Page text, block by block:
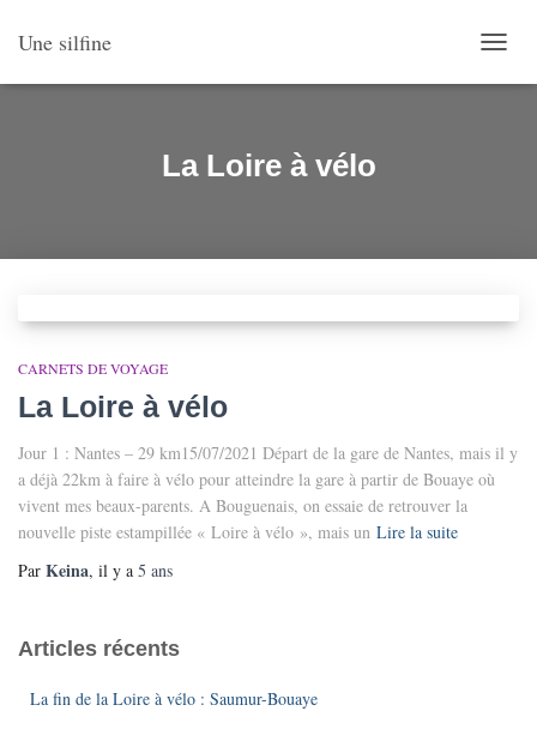
Une silfine
LA
La Loire à vélo
CARNETS DE VOYAGE
La Loire à vélo
Jour 1 : Nantes – 29 km15/07/2021 Départ de la gare de Nantes, mais il y
a déjà 22km à faire à vélo pour atteindre la gare à partir de Bouaye où
vivent mes beaux-parents. A Bouguenais, on essaie de retrouver la
nouvelle piste estampillée « Loire à vélo », mais un Lire la suite
Par Keina, il y a 5 ans
Articles récents
La fin de la Loire à vélo : Saumur-Bouaye